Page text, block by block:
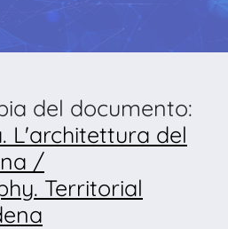
del documento:
L'architettura del
/
Territorial